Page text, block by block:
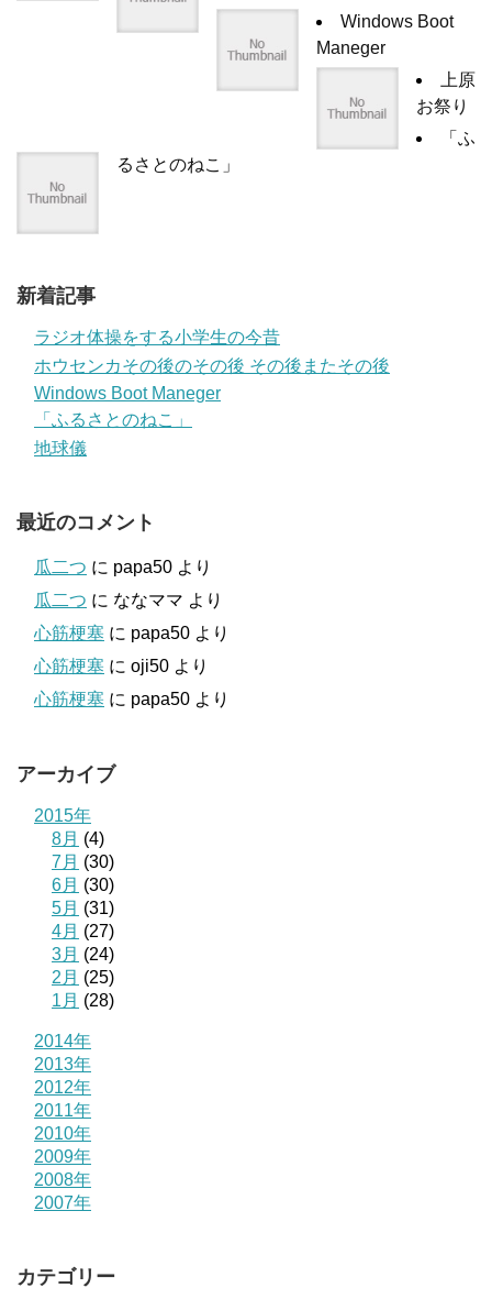
Windows Boot
Maneger
上原
お祭り
「ふ
るさとのねこ」
新着記事
ラジオ体操をする小学生の今昔
ホウセンカその後のその後 その後またその後
Windows Boot Maneger
「ふるさとのねこ」
地球儀
最近のコメント
瓜二つ に papa50 より
瓜二つ に ななママ より
心筋梗塞 に papa50 より
心筋梗塞 に oji50 より
心筋梗塞 に papa50 より
アーカイブ
2015年
8月 (4)
7月 (30)
6月 (30)
5月 (31)
4月 (27)
3月 (24)
2月 (25)
1月 (28)
2014年
2013年
2012年
2011年
2010年
2009年
2008年
2007年
カテゴリー